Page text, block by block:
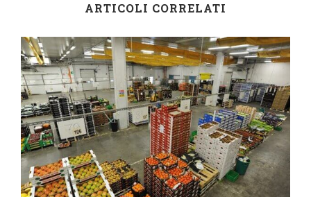
ARTICOLI CORRELATI